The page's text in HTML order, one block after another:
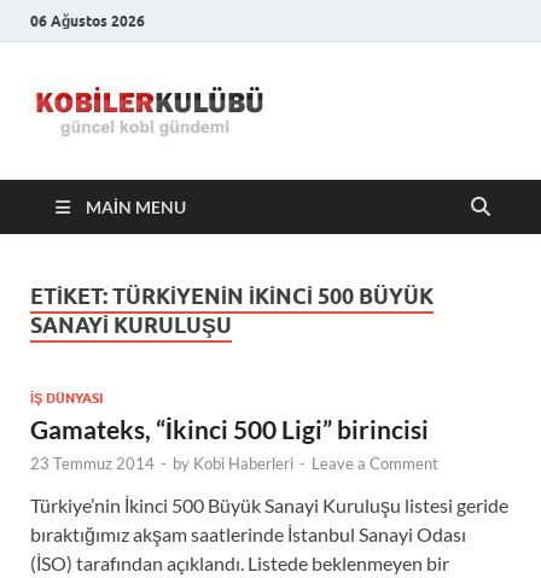
06 Ağustos 2026
Kulübü –
En Güncel
Kobi
MAIN MENU
ETIKET:TÜRKIYENIN IKINCI 500 BÜYÜK
SANAYI KURULUŞU
İŞ DÜNYASI
Gamateks, “İkinci 500 Ligi” birincisi
23 Temmuz 2014 - by Kobi Haberleri - Leave a Comment
Türkiye’nin İkinci 500 Büyük Sanayi Kuruluşu listesi geride
bıraktığımız akşam saatlerinde İstanbul Sanayi Odası
(İSO) tarafından açıklandı. Listede beklenmeyen bir